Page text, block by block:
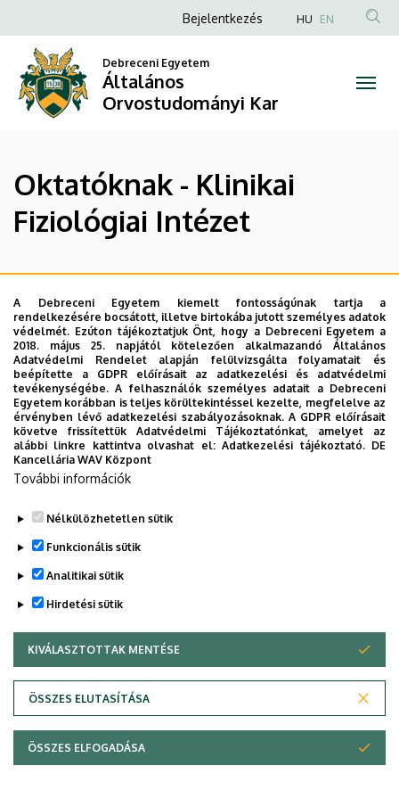
Klinikai
Fiziológiai
Intézet
Általános
Orvostudományi
Kar
a
tartalomra
Anonim
fiók
menüje
Bejelentkezés HU EN
Debreceni Egyetem
Általános
Orvostudományi Kar
Oktatóknak - Klinikai
Fiziológiai Intézet
Adatvédelem
Copyright © 2026 Unideb
A Debreceni Egyetem kiemelt fontosságúnak tartja a
rendelkezésére bocsátott, illetve birtokába jutott személyes adatok
védelmét. Ezúton tájékoztatjuk Önt, hogy a Debreceni Egyetem a
2018. május 25. napjától kötelezően alkalmazandó Általános
Adatvédelmi Rendelet alapján felülvizsgálta folyamatait és
beépítette a GDPR előírásait az adatkezelési és adatvédelmi
tevékenységébe. A felhasználók személyes adatait a Debreceni
Egyetem korábban is teljes körültekintéssel kezelte, megfelelve az
érvényben lévő adatkezelési szabályozásoknak. A GDPR előírásait
követve frissítettük Adatvédelmi Tájékoztatónkat, amelyet az
alábbi linkre kattintva olvashat el:Adatkezelési tájékoztató. DE
Kancellária WAV Központ
További információk
Nélkülözhetetlen sütik
Funkcionális sütik
Analitikai sütik
Hirdetési sütik
KIVÁLASZTOTTAK MENTÉSE
ÖSSZES ELUTASÍTÁSA
WITHDRAW CONSENT
ÖSSZES ELFOGADÁSA